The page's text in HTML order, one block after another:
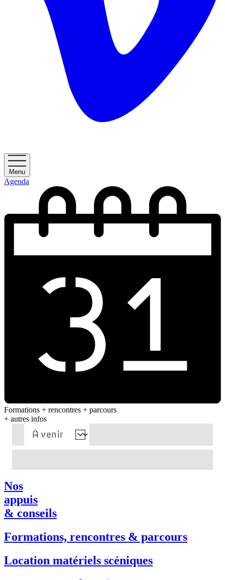
Menu
Agenda
Formations + rencontres + parcours
+ autres infos
Nos
appuis
& conseils
Formations, rencontres & parcours
Location matériels scéniques